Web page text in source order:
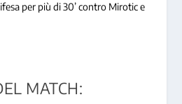
per più di 30’ contro Mirotic e
MATCH: